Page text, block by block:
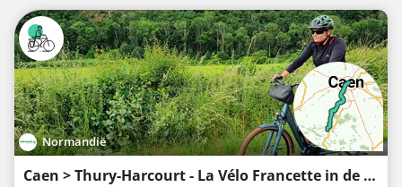
Normandië
Caen > Thury-Harcourt - La Vélo Francette in de Suisse Normande